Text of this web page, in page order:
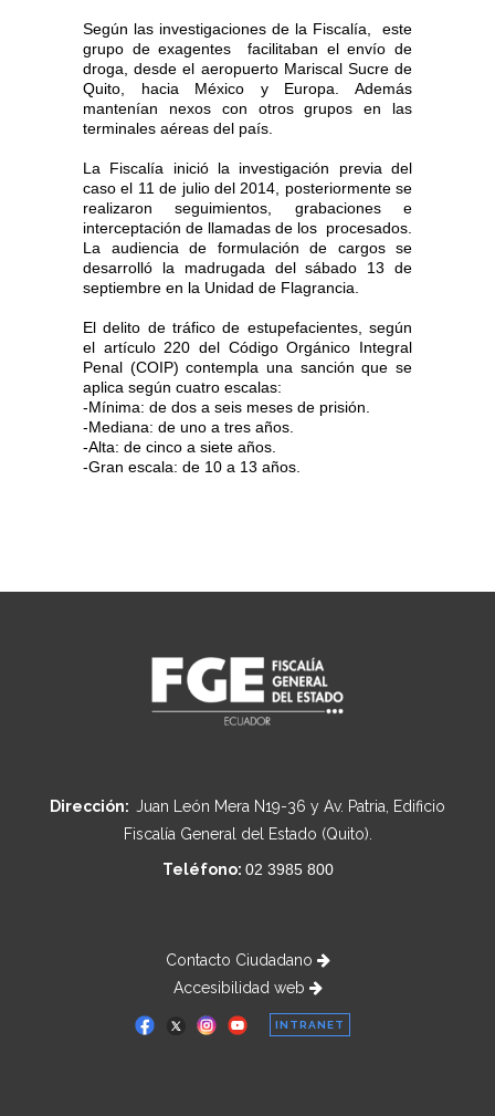
Según las investigaciones de la Fiscalía, este
grupo de exagentes facilitaban el envío de
droga, desde el aeropuerto Mariscal Sucre de
Quito, hacia México y Europa. Además
mantenían nexos con otros grupos en las
terminales aéreas del país.
La Fiscalía inició la investigación previa del
caso el 11 de julio del 2014, posteriormente se
realizaron seguimientos, grabaciones e
interceptación de llamadas de los procesados.
La audiencia de formulación de cargos se
desarrolló la madrugada del sábado 13 de
septiembre en la Unidad de Flagrancia.
El delito de tráfico de estupefacientes, según
el artículo 220 del Código Orgánico Integral
Penal (COIP) contempla una sanción que se
aplica según cuatro escalas:
-Mínima: de dos a seis meses de prisión.
-Mediana: de uno a tres años.
-Alta: de cinco a siete años.
-Gran escala: de 10 a 13 años.
Dirección: Juan León Mera N19-36 y Av. Patria, Edificio
Fiscalía General del Estado (Quito).
Teléfono: 02 3985 800
Contacto Ciudadano
Accesibilidad web
INTRANET